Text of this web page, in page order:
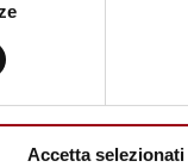
Accetta selezionati